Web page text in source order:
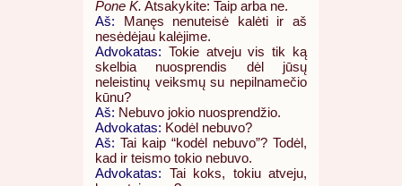
Pone K. Atsakykite: Taip arba ne.
Aš: Manęs nenuteisė kalėti ir aš
nesėdėjau kalėjime.
Advokatas: Tokie atveju vis tik ką
skelbia nuosprendis dėl jūsų
neleistinų veiksmų su nepilnamečio
kūnu?
Aš: Nebuvo jokio nuosprendžio.
Advokatas: Kodėl nebuvo?
Aš: Tai kaip “kodėl nebuvo”? Todėl,
kad ir teismo tokio nebuvo.
Advokatas: Tai koks, tokiu atveju,